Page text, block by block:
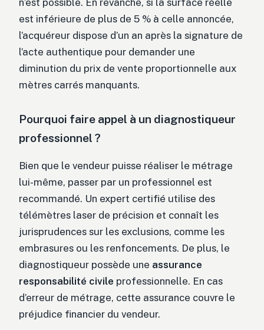
est inférieure de plus de 5 % à celle annoncée,
l’acquéreur dispose d’un an après la signature de
l’acte authentique pour demander une
diminution du prix de vente proportionnelle aux
mètres carrés manquants.
Pourquoi faire appel à un diagnostiqueur
professionnel ?
Bien que le vendeur puisse réaliser le métrage
lui-même, passer par un professionnel est
recommandé. Un expert certifié utilise des
télémètres laser de précision et connaît les
jurisprudences sur les exclusions, comme les
embrasures ou les renfoncements. De plus, le
diagnostiqueur possède une assurance
responsabilité civile professionnelle. En cas
d’erreur de métrage, cette assurance couvre le
préjudice financier du vendeur.